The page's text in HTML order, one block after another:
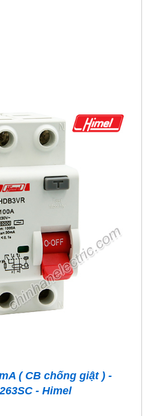
( CB chống giật ) -
- Himel